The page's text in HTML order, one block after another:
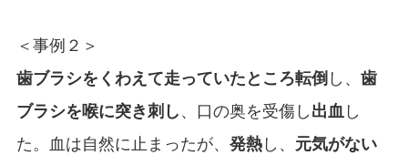
＜事例２＞
歯ブラシをくわえて走っていたところ転倒 し、 歯
ブラシを喉に突き刺し、口の奥を受傷し出血し
た。血は自然に止まったが、 発熱し、 元気がない